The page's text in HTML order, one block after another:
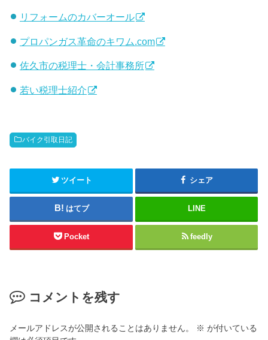
リフォームのカバーオール
プロパンガス革命のキワム.com
佐久市の税理士・会計事務所
若い税理士紹介
バイク引取日記
ツイート シェア
はてブ LINE
Pocket feedly
コメントを残す
メールアドレスが公開されることはありません。 ※ が付いている